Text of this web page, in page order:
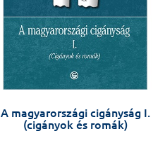
A magyarországi cigányság I.
(cigányok és romák)